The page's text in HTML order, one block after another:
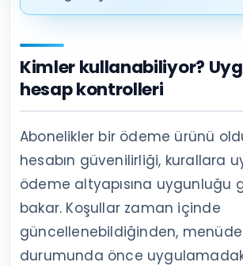
Kimler kullanabiliyor?
hesap kontrolleri
Abonelikler bir ödeme ürünü
hesabın güvenilirliği, kurallara
ödeme altyapısına uygunluğu
bakar. Koşullar zaman içinde
güncellenebildiğinden,
durumunda önce